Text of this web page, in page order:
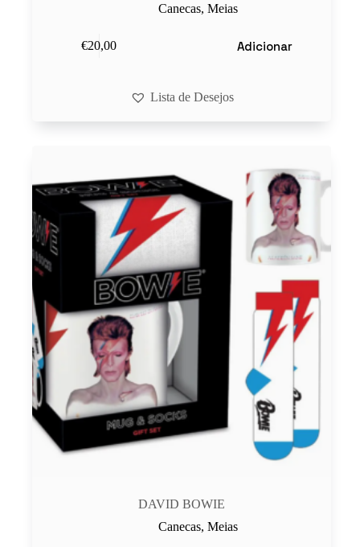
Canecas, Meias
€20,00 Adicionar
Lista de Desejos
DAVID BOWIE
Canecas, Meias